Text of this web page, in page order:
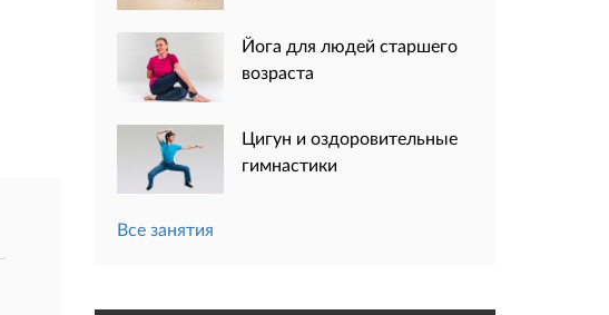
Йога для людей старшего
возраста
Цигун и оздоровительные
гимнастики
Все занятия